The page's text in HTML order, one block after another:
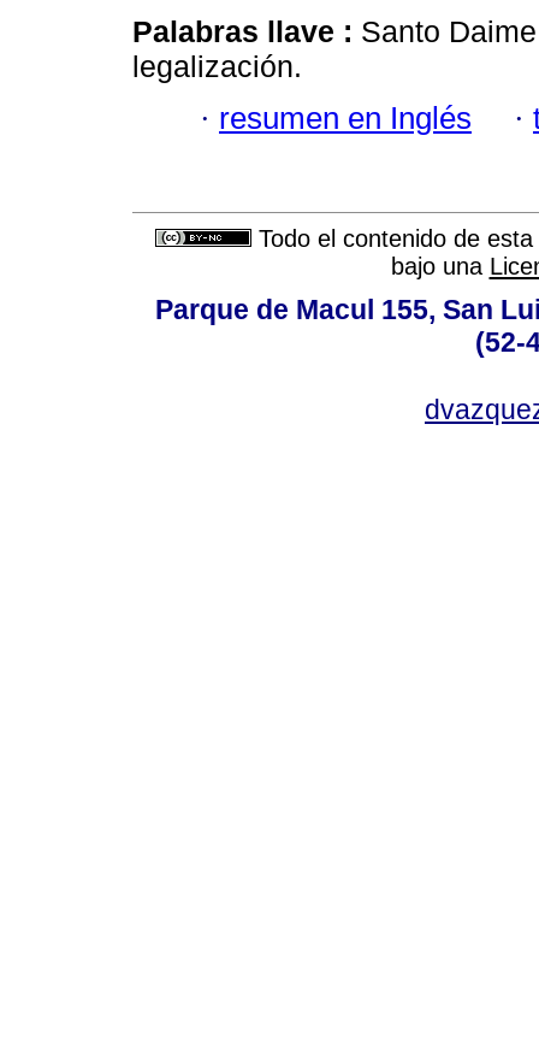
Palabras llave : Santo
legalización.
· resumen en Inglés ·
Todo el contenido de
bajo una
Parque de Macul 155, San
(52-